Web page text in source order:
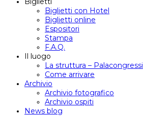
Biglietti con Hotel
Biglietti online
Espositori
Stampa
F.A.Q.
Il luogo
La struttura – Palacongressi
Come arrivare
Archivio
Archivio fotografico
Archivio ospiti
News blog